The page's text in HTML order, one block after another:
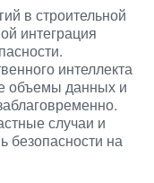
в строительной
интеграция
интеллекта
объемы данных и
случаи и
безопасности на